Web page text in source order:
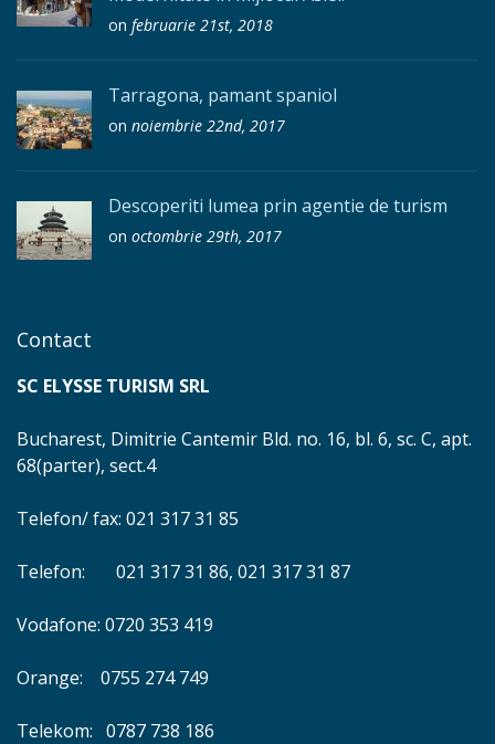
on februarie 21st, 2018
Tarragona, pamant spaniol
on noiembrie 22nd, 2017
Descoperiti lumea prin agentie de turism
on octombrie 29th, 2017
Contact
SC ELYSSE TURISM SRL
Bucharest, Dimitrie Cantemir Bld. no. 16, bl. 6, sc. C, apt.
68(parter), sect.4
Telefon/ fax: 021 317 31 85
Telefon: 021 317 31 86, 021 317 31 87
Vodafone: 0720 353 419
Orange: 0755 274 749
Telekom: 0787 738 186